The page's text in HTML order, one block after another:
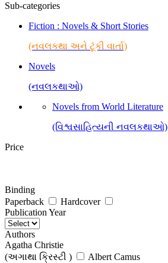
Sub-categories
Fiction : Novels & Short Stories
(નવલકથા અને ટૂંકી વાર્તા)
Novels
(નવલકથાઓ)
Novels from World Literature
(વિશ્વસાહિત્યની નવલકથાઓ)
Price
Binding
Paperback
Hardcover
Publication Year
Authors
Agatha Christie
(અગાથા ક્રિસ્ટી )
Albert Camus